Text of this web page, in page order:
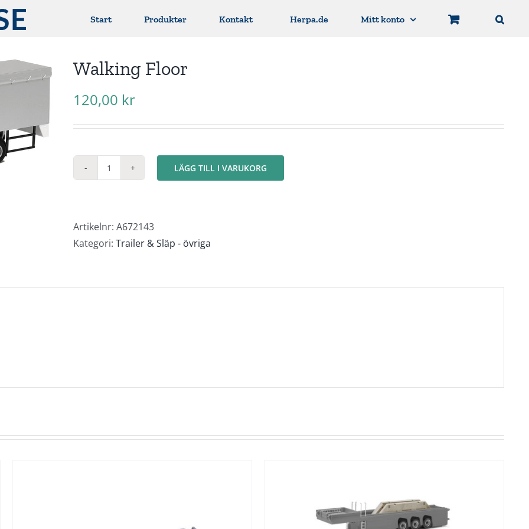
Start Produkter Kontakt Herpa.de Mitt konto
Walking Floor
120,00 kr
Walking
LÄGG TILL I VARUKORG
Artikelnr: A672143
Kategori: Trailer & Släp - övriga